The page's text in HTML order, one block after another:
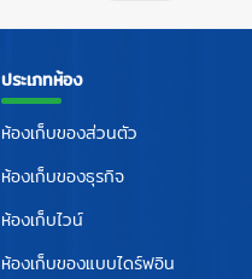
ประเภทห้อง
ห้องเก็บของส่วนตัว
ห้องเก็บของธุรกิจ
ห้องเก็บไวน์
ห้องเก็บของแบบไดร์ฟอิน